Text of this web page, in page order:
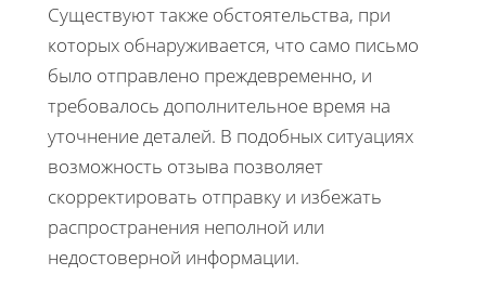
Существуют также обстоятельства, при
которых обнаруживается, что само письмо
было отправлено преждевременно, и
требовалось дополнительное время на
уточнение деталей. В подобных ситуациях
возможность отзыва позволяет
скорректировать отправку и избежать
распространения неполной или
недостоверной информации.